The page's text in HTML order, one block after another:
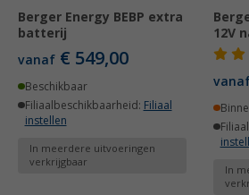
Berger Energy BEBP extra
batterij
vanaf € 549,00
Beschikbaar
Filiaalbeschikbaarheid: Filiaal
instellen
In meerdere uitvoeringen
verkrijgbaar
12V
In